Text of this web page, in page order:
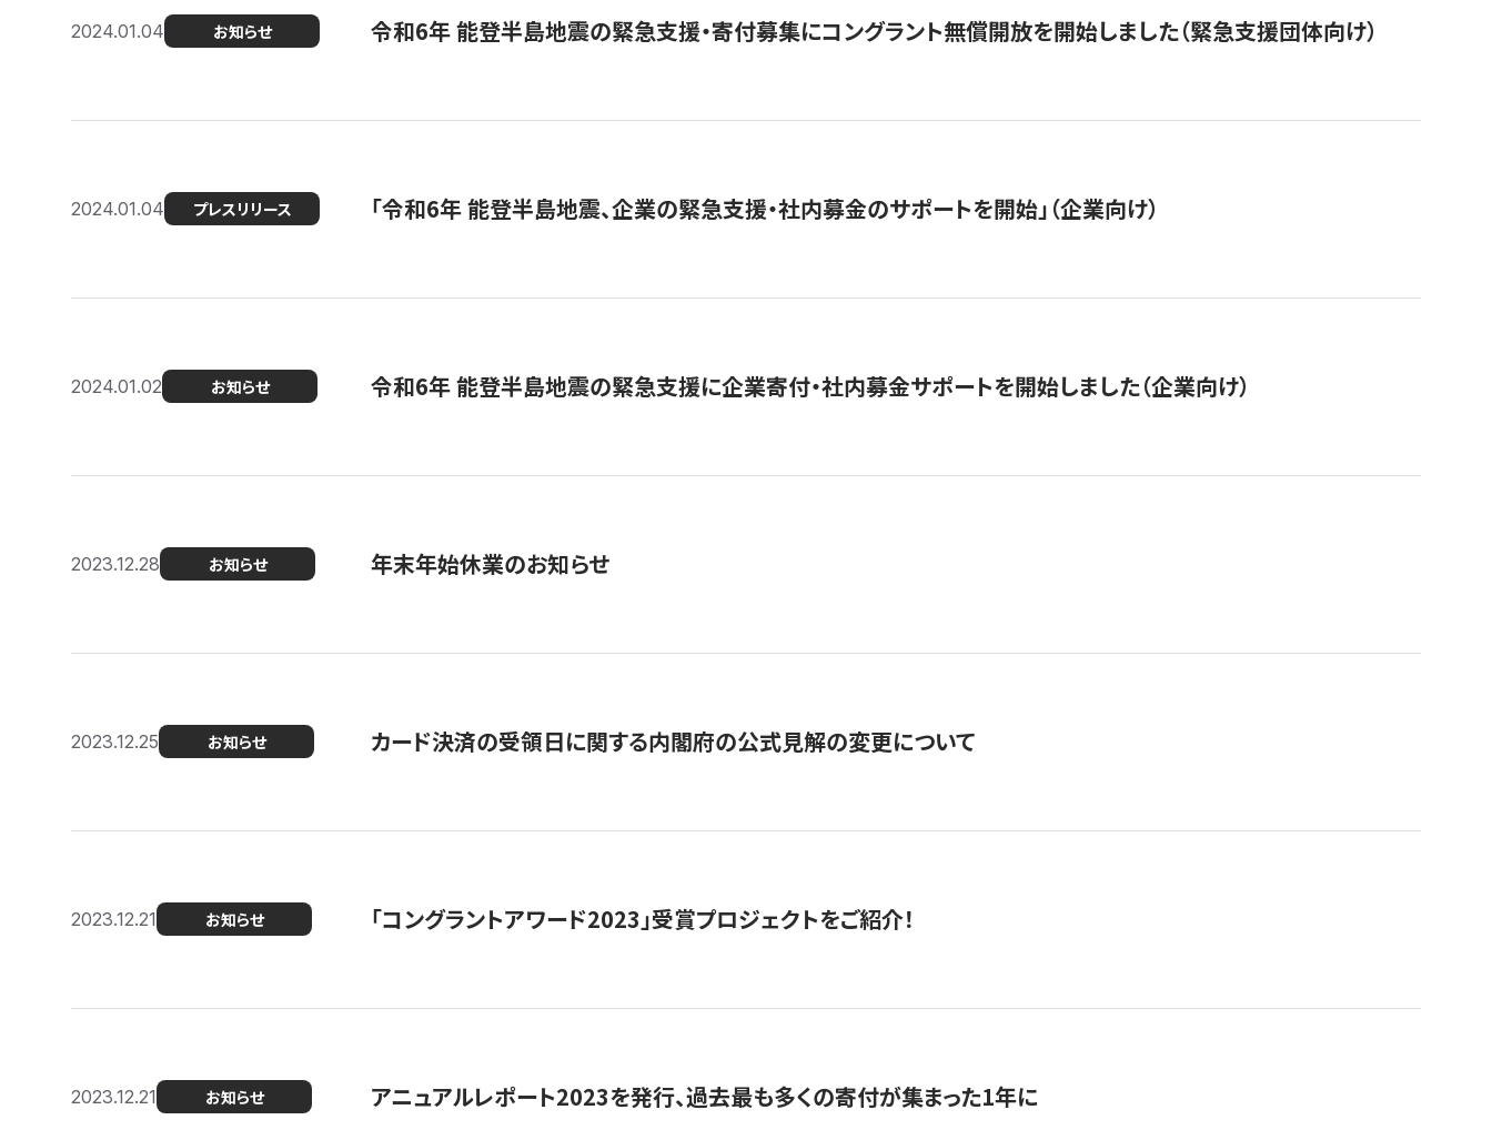
2024.01.04 お知らせ 令和6年 能登半島地震の緊急支援・寄付募集にコングラント無償開放を開始しました（緊急支援団体向け）
2024.01.04 プレスリリース 「令和6年 能登半島地震、企業の緊急支援・社内募金のサポートを開始」（企業向け）
2024.01.02 お知らせ 令和6年 能登半島地震の緊急支援に企業寄付・社内募金サポートを開始しました（企業向け）
2023.12.28 お知らせ 年末年始休業のお知らせ
2023.12.25 お知らせ カード決済の受領日に関する内閣府の公式見解の変更について
2023.12.21 お知らせ 「コングラントアワード2023」受賞プロジェクトをご紹介！
2023.12.21 お知らせ アニュアルレポート2023を発行、過去最も多くの寄付が集まった1年に